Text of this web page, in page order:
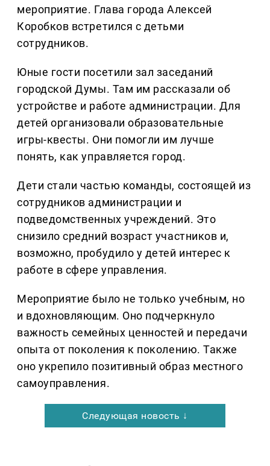
мероприятие. Глава города Алексей
Коробков встретился с детьми
сотрудников.
Юные гости посетили зал заседаний
городской Думы. Там им рассказали об
устройстве и работе администрации. Для
детей организовали образовательные
игры-квесты. Они помогли им лучше
понять, как управляется город.
Дети стали частью команды, состоящей из
сотрудников администрации и
подведомственных учреждений. Это
снизило средний возраст участников и,
возможно, пробудило у детей интерес к
работе в сфере управления.
Мероприятие было не только учебным, но
и вдохновляющим. Оно подчеркнуло
важность семейных ценностей и передачи
опыта от поколения к поколению. Также
оно укрепило позитивный образ местного
самоуправления.
Следующая новость ↓